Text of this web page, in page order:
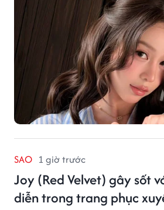
SAO 1 giờ trước
Joy (Red Velvet) gây sốt
diễn trong trang phục